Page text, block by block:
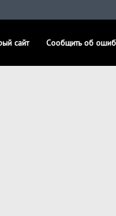
сайт Сообщить об